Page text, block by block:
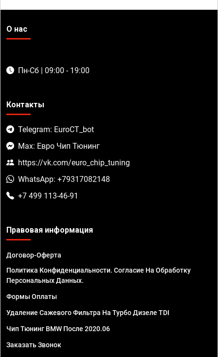
О нас
Пн-Сб | 09:00 - 19:00
Контакты
Telegram: EuroCT_bot
Max: Евро Чип Тюнинг
https://vk.com/euro_chip_tuning
WhatsApp: +79317082148
+7 499 113-46-91
Правовая информация
Договор-Оферта
Политика Конфиденциальности. Согласие На Обработку
Персональных Данных.
Формы Оплаты
Удаление Сажевого Фильтра На Турбо Дизеле TDI
Чип Тюнинг BMW После 2020.06
Заказать Звонок